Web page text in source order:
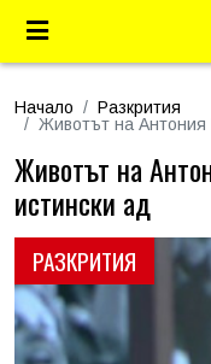
Начало
Разкрития
Животът на Антония
РАЗКРИТИЯ
Животът на
истински ад